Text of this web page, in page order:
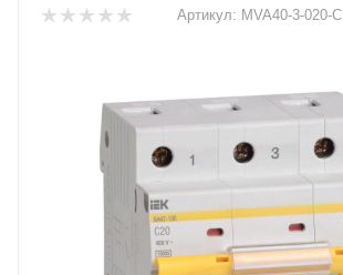
Артикул: MVA40-3-020-C